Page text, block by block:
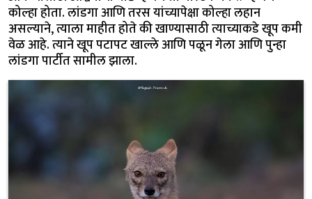
कोल्हा होता. लांडगा आणि तरस यांच्यापेक्षा कोल्हा लहान
असल्याने, त्याला माहीत होते की खाण्यासाठी त्याच्याकडे खूप कमी
वेळ आहे. त्याने खूप पटापट खाल्ले आणि पळून गेला आणि पुन्हा
लांडगा पार्टीत सामील झाला.